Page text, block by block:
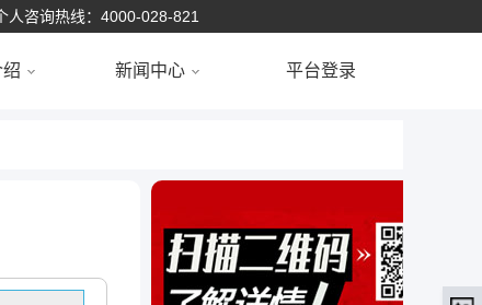
人咨询热线：4000-028-821
新闻中心 平台登录